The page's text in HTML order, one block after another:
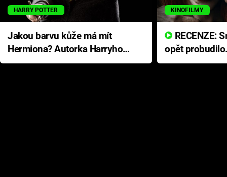
HARRY POTTER
Jakou barvu kůže má mít
Hermiona? Autorka Harryho
Pottera přišla s ráznou
KINOFILMY
opět
přichází s